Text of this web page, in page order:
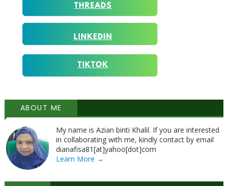
ABOUT ME
My name is Azian binti Khalil. If you are interested
in collaborating with me, kindly contact by email
dianafisa81[at]yahoo[dot]com
Learn More →